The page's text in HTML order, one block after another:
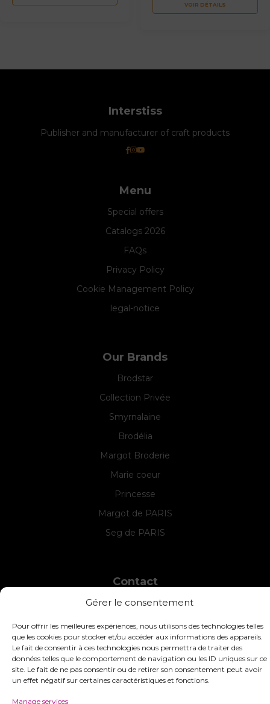
Gérer le consentement
Pour offrir les meilleures expériences, nous utilisons des technologies telles
que les cookies pour stocker et/ou accéder aux informations des appareils.
Le fait de consentir à ces technologies nous permettra de traiter des
données telles que le comportement de navigation ou les ID uniques sur ce
site. Le fait de ne pas consentir ou de retirer son consentement peut avoir
un effet négatif sur certaines caractéristiques et fonctions.
Manage services
VOIR DÉTAILS
Interstiss
Publisher and manufacturer of craft products
Menu
Special offers
Catalogs 2026
FAQs
Privacy Policy
Cookie Management Policy
legal-notice
Our Brands
Brodstar
Collection Privée
Smyrnalaine
Brodélia
Margot Broderie
Marie coeur
Princesse
Margot de PARIS
Seg de PARIS
Contact
INTERSTISS
42360 Panissières
France
+33 (0)4 74 01 99 80
commandes@interstiss.com